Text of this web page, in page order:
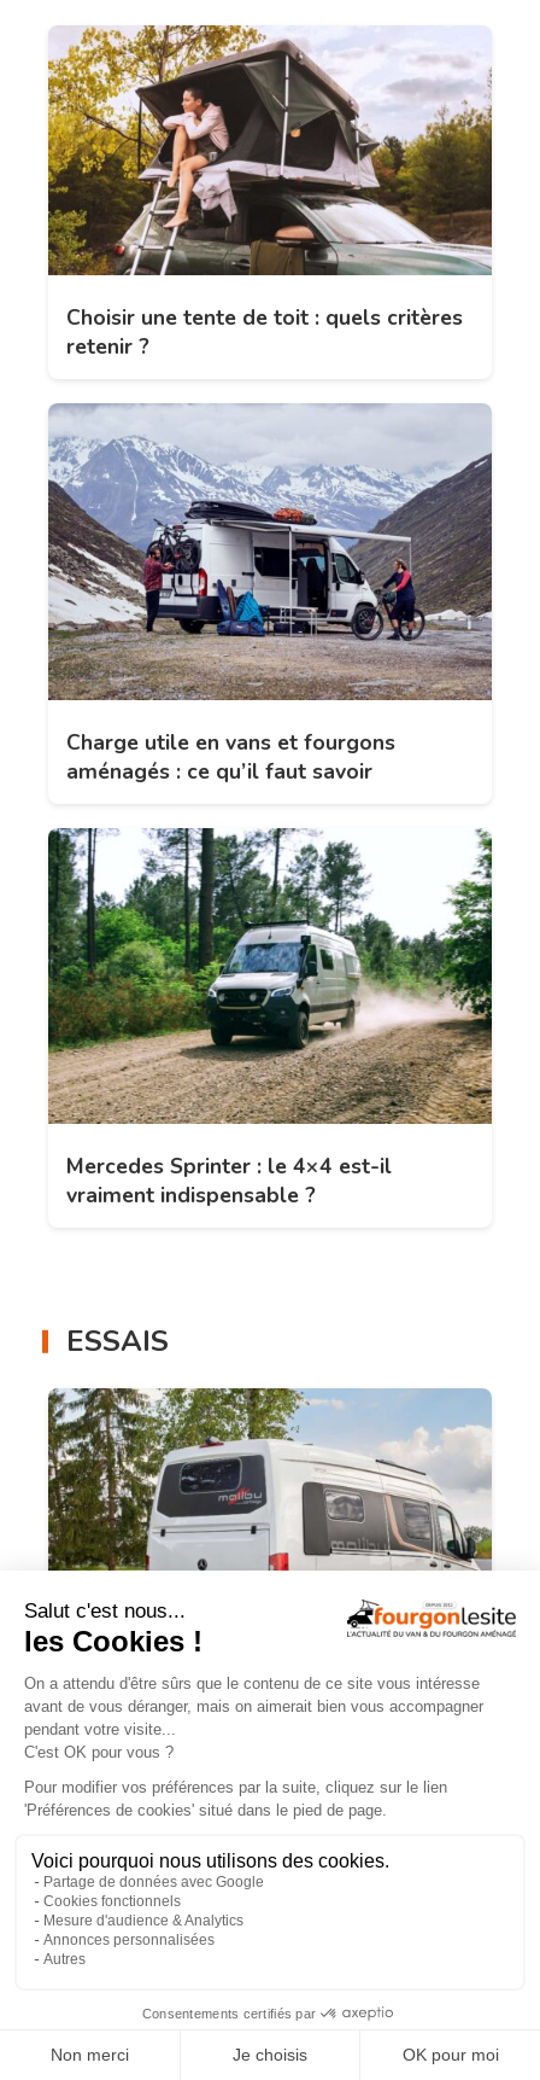
Choisir une tente de toit : quels critères
retenir ?
Charge utile en vans et fourgons
aménagés : ce qu’il faut savoir
Mercedes Sprinter : le 4×4 est-il
vraiment indispensable ?
ESSAIS
Malibu Genius : un fourgon Mercedes
qui ne ressemble à aucun autre